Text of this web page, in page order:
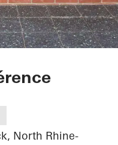
North Rhine-